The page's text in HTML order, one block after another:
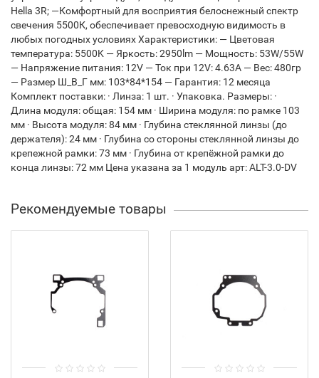
Hella 3R; —Комфортный для восприятия белоснежный спектр
свечения 5500К, обеспечивает превосходную видимость в
любых погодных условиях Характеристики: — Цветовая
температура: 5500K — Яркость: 2950lm — Мощность: 53W/55W
— Напряжение питания: 12V — Ток при 12V: 4.63A — Вес: 480гр
— Размер Ш_В_Г мм: 103*84*154 — Гарантия: 12 месяца
Комплект поставки: · Линза: 1 шт. · Упаковка. Размеры: ·
Длина модуля: общая: 154 мм · Ширина модуля: по рамке 103
мм · Высота модуля: 84 мм · Глубина стеклянной линзы (до
держателя): 24 мм · Глубина со стороны стеклянной линзы до
крепежной рамки: 73 мм · Глубина от крепёжной рамки до
конца линзы: 72 мм Цена указана за 1 модуль арт: ALT-3.0-DV
Рекомендуемые товары